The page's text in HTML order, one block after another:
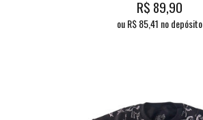
R$ 89,90
ou R$85,41 no depósito